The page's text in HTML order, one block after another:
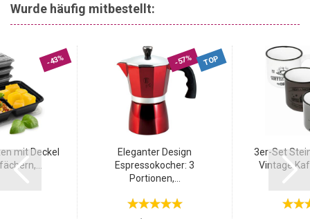
Wurde häufig mitbestellt:
-43%
mit Deckel
-57% TOP
Eleganter Design
Espressokocher: 3
Portionen,...
3er-Set
Vintage